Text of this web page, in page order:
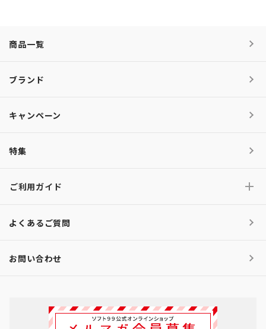
商品一覧
ブランド
キャンペーン
特集
ご利用ガイド
よくあるご質問
お問い合わせ